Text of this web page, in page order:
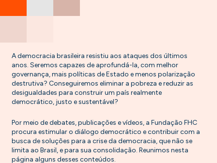
A democracia brasileira resistiu aos ataques dos últimos
anos. Seremos capazes de aprofundá-la, com melhor
governança, mais políticas de Estado e menos polarização
destrutiva? Conseguiremos eliminar a pobreza e reduzir as
desigualdades para construir um país realmente
democrático, justo e sustentável?
Por meio de debates, publicações e vídeos, a Fundação FHC
procura estimular o diálogo democrático e contribuir com a
busca de soluções para a crise da democracia, que não se
limita ao Brasil, e para sua consolidação. Reunimos nesta
página alguns desses conteúdos.